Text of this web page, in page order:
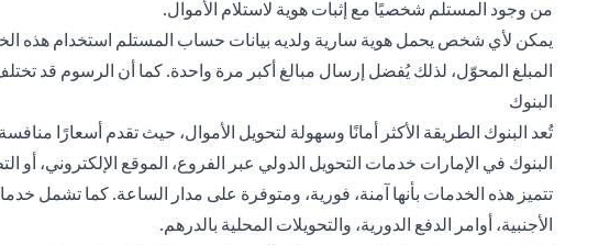
من وجود المستلم شخصيًا مع إثبات هوية لاستلام الأموال.
يمكن لأي شخص يحمل هوية سارية ولديه بيانات حساب المستلم استخدام هذه
المبلغ المحوّل، لذلك يُفضل إرسال مبالغ أكبر مرة واحدة. كما أن الرسوم قد
البنوك
تُعد البنوك الطريقة الأكثر أمانًا وسهولة لتحويل الأموال، حيث تقدم أسعارًا
البنوك في الإمارات خدمات التحويل الدولي عبر الفروع، الموقع الإلكتروني، أو
تتميز هذه الخدمات بأنها آمنة، فورية، ومتوفرة على مدار الساعة. كما تشمل
الأجنبية، أوامر الدفع الدورية، والتحويلات المحلية بالدرهم.